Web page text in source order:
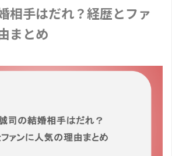
相手はだれ？経歴とファ
まとめ